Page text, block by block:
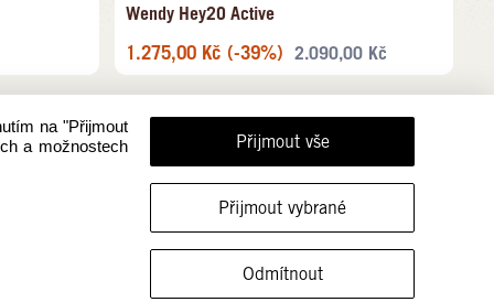
ZOBRAZIT OBUV V TÉTO VELIKOSTI
Wendy Hey2O Active
1.275,00 Kč (-39%) 2.090,00 Kč
na "Přijmout
a možnostech
Přijmout vše
Přijmout vybrané
Odmítnout